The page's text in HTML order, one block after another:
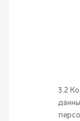
3.2